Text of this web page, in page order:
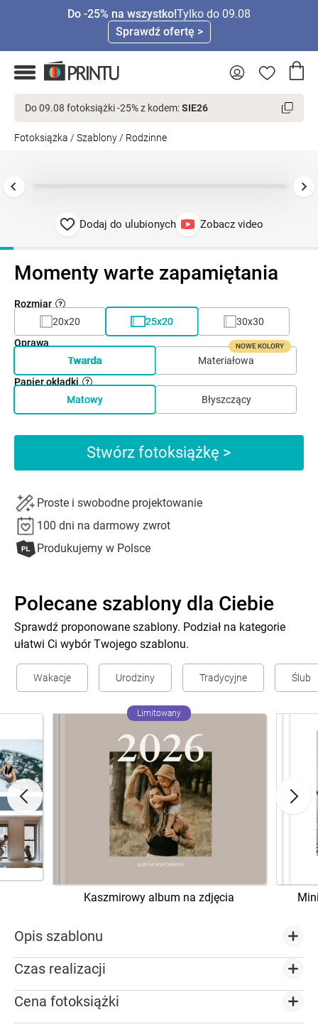
Do -25% na wszystko!Tylko do 09.08
Sprawdź ofertę >
Do 09.08 fotoksiążki -25% z kodem:SIE26
Fotoksiążka / Szablony / Rodzinne
Dodaj do ulubionych Zobacz video
Momenty warte zapamiętania
Rozmiar
20x20
25x20
30x30
Oprawa
Twarda
Materiałowa
NOWE KOLORY
Papier okładki
Matowy
Błyszczący
Stwórz fotoksiążkę >
Proste i swobodne projektowanie
100 dni na darmowy zwrot
Produkujemy w Polsce
Polecane szablony dla Ciebie
Sprawdź proponowane szablony. Podział na kategorie
ułatwi Ci wybór Twojego szablonu.
Wakacje Urodziny Tradycyjne Ślub
Limitowany
Kaszmirowy album na zdjęcia
Opis szablonu
Czas realizacji
Cena fotoksiążki